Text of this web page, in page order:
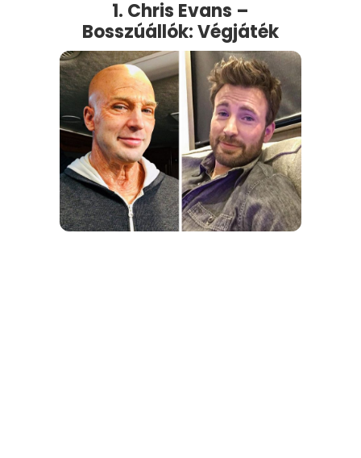
1. Chris Evans –
Bosszúállók: Végjáték